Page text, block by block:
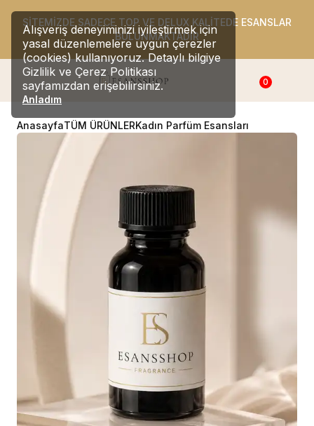
Alışveriş deneyiminizi iyileştirmek için
yasal düzenlemelere uygun çerezler
(cookies) kullanıyoruz. Detaylı bilgiye
Gizlilik ve Çerez Politikası
sayfamızdan erişebilirsiniz.
Anladım
SİTEMİZDE SADECE TOP VE DELUX KALİTEDE ESANSLAR
BULUNMAKTADIR
0
AnasayfaTÜM ÜRÜNLERKadın Parfüm Esansları